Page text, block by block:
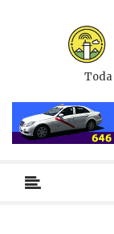
primario